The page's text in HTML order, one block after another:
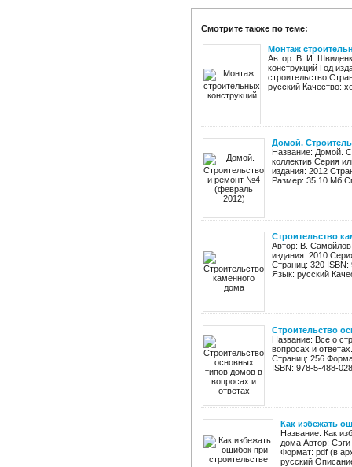
Смотрите также по теме:
Монтаж
Автор: В. И.
конструкций Год
строительство
русский Качество:
Домой.
Название: Домой.
коллектив Серия
издания: 2012
Размер: 35.10 Мб
Строительство
Автор: В. Самойлов
издания: 2010
Страниц: 320
Язык: русский
Строительство
Название: Все о
вопросах и
Страниц: 256
ISBN: 978-5-488-
Как избежать
Название: Как
дома Автор:
Формат: pdf (в
русский